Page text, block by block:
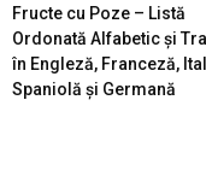
Fructe cu Poze – Listă
Ordonată Alfabetic şi
în Engleză, Franceză,
Spaniolă şi Germană